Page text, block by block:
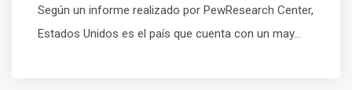
Según un informe realizado por PewResearch Center,
Estados Unidos es el país que cuenta con un may...